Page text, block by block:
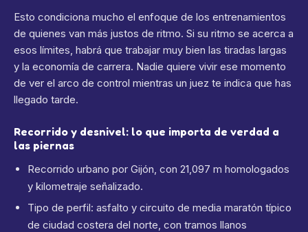
Esto condiciona mucho el enfoque de los entrenamientos
de quienes van más justos de ritmo. Si su ritmo se acerca a
esos límites, habrá que trabajar muy bien las tiradas largas
y la economía de carrera. Nadie quiere vivir ese momento
de ver el arco de control mientras un juez te indica que has
llegado tarde.
Recorrido y desnivel: lo que importa de verdad a
las piernas
Recorrido urbano por Gijón, con 21,097 m homologados
y kilometraje señalizado.
Tipo de perfil: asfalto y circuito de media maratón típico
de ciudad costera del norte, con tramos llanos